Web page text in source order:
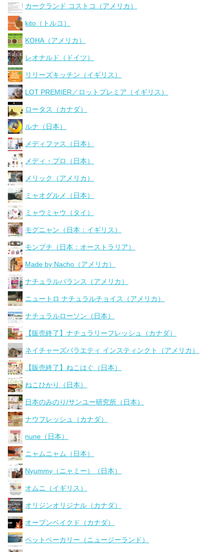
カークランド コストコ（アメリカ）
kito（トルコ）
KOHA（アメリカ）
レオナルド（ドイツ）
リリーズキッチン（イギリス）
LOT PREMIER／ロットプレミア（イギリス）
ロータス（カナダ）
ルナ（日本）
メディファス（日本）
メディ・プロ（日本）
メリック（アメリカ）
ミャオグルメ（日本）
ミャウミャウ（タイ）
モグニャン（日本：イギリス）
モンプチ（日本：オーストラリア）
Made by Nacho（アメリカ）
ナチュラルバランス（アメリカ）
ニュートロ ナチュラルチョイス（アメリカ）
ナチュラルローソン（日本）
【販売終了】ナチュラリーフレッシュ（カナダ）
ネイチャーズバラエティ インスティンクト（アメリカ）
【販売終了】ねこはぐ（日本）
ねこひかり（日本）
日本のみのり/サンユー研究所（日本）
ナウフレッシュ（カナダ）
nune（日本）
ニャムニャム（日本）
Nyummy（ニャミー）（日本）
オムニ（イギリス）
オリジンオリジナル（カナダ）
オーブンベイクド（カナダ）
ペットベーカリー（ニュージーランド）